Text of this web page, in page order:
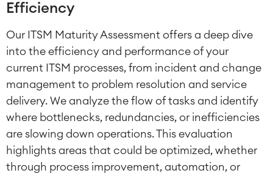
Agile e DevOps
DevOps
Gestione dei requisiti
Sviluppo agile
Efficiency
Our ITSM Maturity Assessment offers a deep dive
into the efficiency and performance of your
current ITSM processes, from incident and change
management to problem resolution and service
delivery. We analyze the flow of tasks and identify
where bottlenecks, redundancies, or inefficiencies
are slowing down operations. This evaluation
highlights areas that could be optimized, whether
through process improvement, automation, or